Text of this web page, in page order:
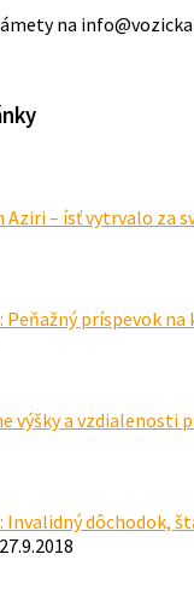
na
Aziri – ísť vytrvalo za
Peňažný príspevok
výšky a vzdialenosti
Invalidný dôchodok,
27.9.2018